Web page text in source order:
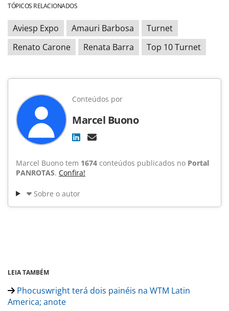
TÓPICOS RELACIONADOS
Aviesp Expo Amauri Barbosa
Turnet
Renato Carone
Renata Barra Top 10 Turnet
Conteúdos por
Marcel Buono
Marcel Buono tem 1674 conteúdos publicados no Portal
PANROTAS. Confira!
Sobre o autor
LEIA TAMBÉM
Phocuswright terá dois painéis na WTM Latin
America; anote